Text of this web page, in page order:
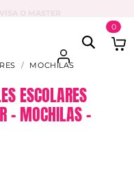
0
MOCHILAS
ESCOLARES
– MOCHILAS –